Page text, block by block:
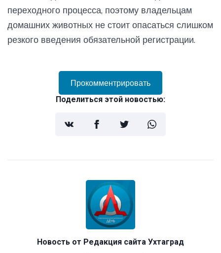
переходного процесса, поэтому владельцам
домашних животных не стоит опасаться слишком
резкого введения обязательной регистрации.
Прокомментрировать
Поделиться этой новостью:
Новость от Редакция сайта Ухтаград